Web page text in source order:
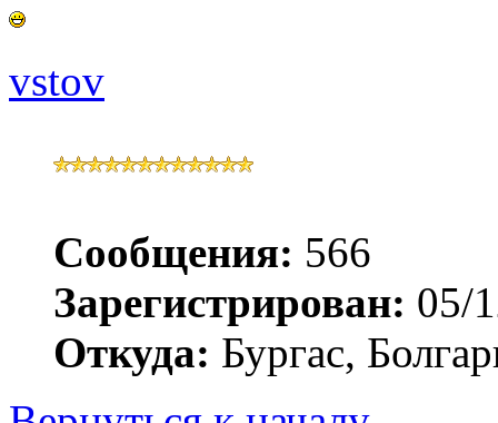
vstov
Сообщения: 566
Зарегистрирован: 05/
Откуда: Бургас,